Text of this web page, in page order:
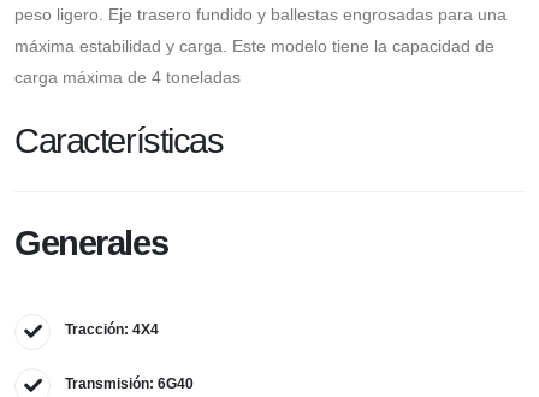
peso ligero. Eje trasero fundido y ballestas engrosadas para una
máxima estabilidad y carga. Este modelo tiene la capacidad de
carga máxima de 4 toneladas
Características
Generales
Tracción: 4X4
Transmisión: 6G40